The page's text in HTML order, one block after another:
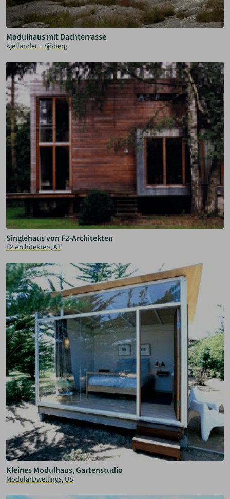
Modulhaus mit Dachterrasse
Kjellander + Sjöberg
Singlehaus von F2-Architekten
F2 Architekten, AT
Kleines Modulhaus, Gartenstudio
ModularDwellings, US